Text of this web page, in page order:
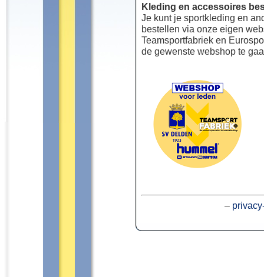
Kleding en accessoires
Je kunt je sportkleding en
bestellen via onze eigen
Teamsportfabriek en
de gewenste webshop te
–